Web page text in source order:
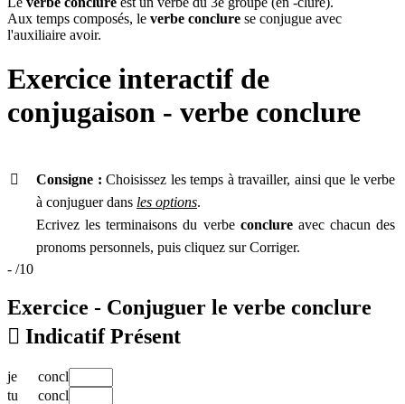
Aux temps composés, le verbe conclure se conjugue avec
l'auxiliaire avoir.
Exercice interactif de
conjugaison - verbe conclure
 Consigne : Choisissez les temps à travailler, ainsi que le verbe
à conjuguer dans les options.
Ecrivez les terminaisons du verbe conclureavec chacun des
pronoms personnels, puis cliquez sur Corriger.
- /10
Exercice - Conjuguer le verbe conclure
 Indicatif Présent
je
concl
tu
concl